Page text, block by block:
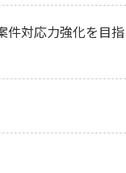
件対応力強化を目指